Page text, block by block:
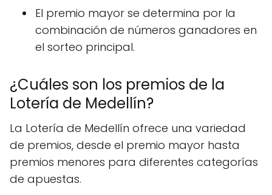
El premio mayor se determina por la
combinación de números ganadores en
el sorteo principal.
¿Cuáles son los premios de la
Lotería de Medellín?
La Lotería de Medellín ofrece una variedad
de premios, desde el premio mayor hasta
premios menores para diferentes categorías
de apuestas.